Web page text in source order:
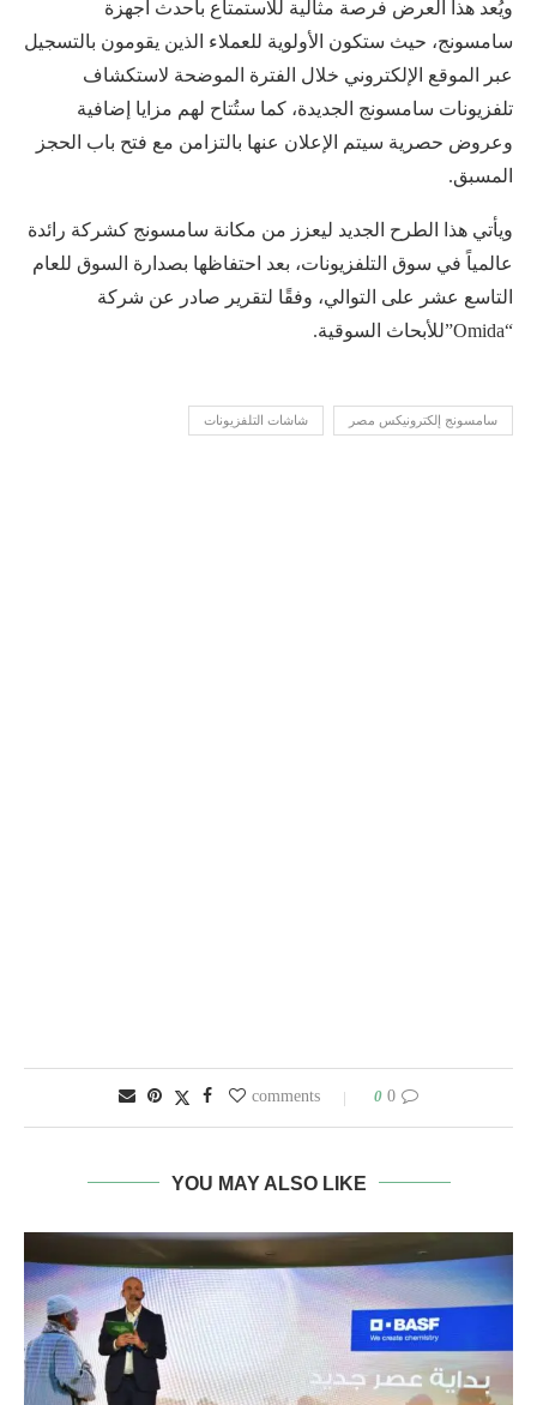
ويُعد هذا العرض فرصة مثالية للاستمتاع بأحدث أجهزة
سامسونج، حيث ستكون الأولوية للعملاء الذين يقومون بالتسجيل
عبر الموقع الإلكتروني خلال الفترة الموضحة لاستكشاف
تلفزيونات سامسونج الجديدة، كما ستُتاح لهم مزايا إضافية
وعروض حصرية سيتم الإعلان عنها بالتزامن مع فتح باب الحجز
المسبق.
ويأتي هذا الطرح الجديد ليعزز من مكانة سامسونج كشركة رائدة
عالمياً في سوق التلفزيونات، بعد احتفاظها بصدارة السوق للعام
التاسع عشر على التوالي، وفقًا لتقرير صادر عن شركة
“Omida”للأبحاث السوقية.
سامسونج إلكترونيكس مصر شاشات التلفزيونات
0 comments
0
YOU MAY ALSO LIKE